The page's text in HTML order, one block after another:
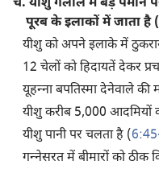
च. यीशु गलील में बड़े पैमाने
पूरब के इलाकों में जाता है (
यीशु को अपने इलाके में
12 चेलों को हिदायतें देकर
यूहन्‍ना बपतिस्मा देनेवाले की
यीशु करीब 5,000 आदमियों
यीशु पानी पर चलता है (
गन्‍नेसरत में बीमारों को ठीक